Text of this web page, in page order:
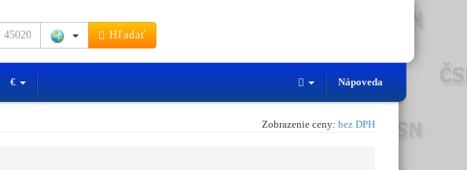
Hľadať
€ Nápoveda
Zobrazenie ceny: bez DPH